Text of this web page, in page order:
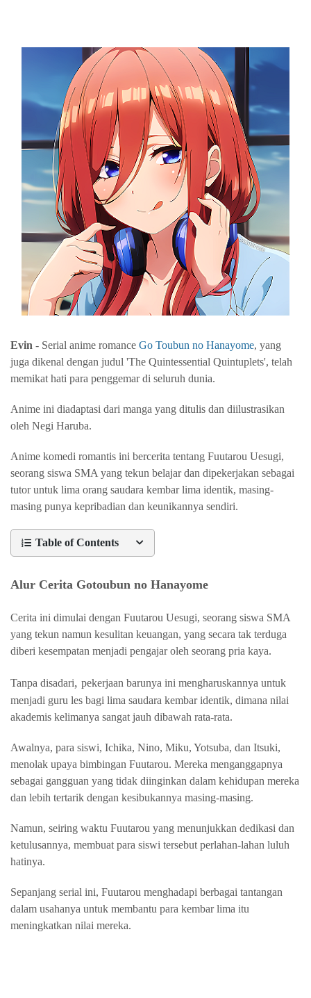
Evin - Serial anime romance Go Toubun no Hanayome, yang
juga dikenal dengan judul 'The Quintessential Quintuplets', telah
memikat hati para penggemar di seluruh dunia.
Anime ini diadaptasi dari manga yang ditulis dan diilustrasikan
oleh Negi Haruba.
Anime komedi romantis ini bercerita tentang Fuutarou Uesugi,
seorang siswa SMA yang tekun belajar dan dipekerjakan sebagai
tutor untuk lima orang saudara kembar lima identik, masing-
masing punya kepribadian dan keunikannya sendiri.
Table of Contents
Alur Cerita Gotoubun no Hanayome
Cerita ini dimulai dengan Fuutarou Uesugi, seorang siswa SMA
yang tekun namun kesulitan keuangan, yang secara tak terduga
diberi kesempatan menjadi pengajar oleh seorang pria kaya.
Tanpa disadari, pekerjaan barunya ini mengharuskannya untuk
menjadi guru les bagi lima saudara kembar identik, dimana nilai
akademis kelimanya sangat jauh dibawah rata-rata.
Awalnya, para siswi, Ichika, Nino, Miku, Yotsuba, dan Itsuki,
menolak upaya bimbingan Fuutarou. Mereka menganggapnya
sebagai gangguan yang tidak diinginkan dalam kehidupan mereka
dan lebih tertarik dengan kesibukannya masing-masing.
Namun, seiring waktu Fuutarou yang menunjukkan dedikasi dan
ketulusannya, membuat para siswi tersebut perlahan-lahan luluh
hatinya.
Sepanjang serial ini, Fuutarou menghadapi berbagai tantangan
dalam usahanya untuk membantu para kembar lima itu
meningkatkan nilai mereka.